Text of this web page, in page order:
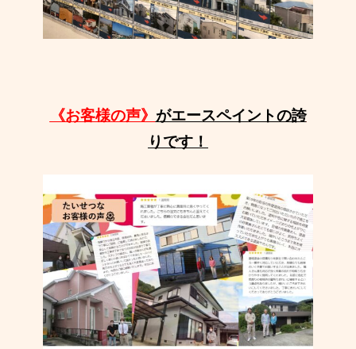
《お客様の声》 がエースペイントの誇
りです！